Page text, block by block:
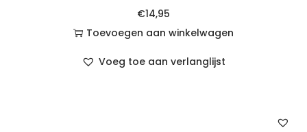
€14,95
Toevoegen aan winkelwagen
Voeg toe aan verlanglijst